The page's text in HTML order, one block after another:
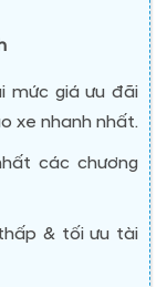
mức giá ưu đãi
xe nhanh nhất.
các chương
& tối ưu tài